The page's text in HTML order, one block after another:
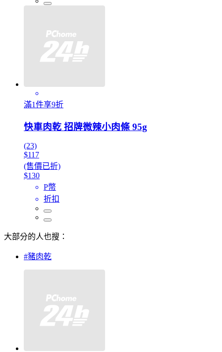
滿1件享9折
快車肉乾 招牌微辣小肉條 95g
(23)
$117
(售價已折)
$130
P幣
折扣
大部分的人也搜：
#豬肉乾